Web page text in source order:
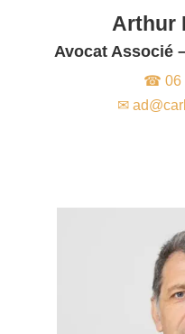
Arthur
Avocat Associé
☎ 06
✉